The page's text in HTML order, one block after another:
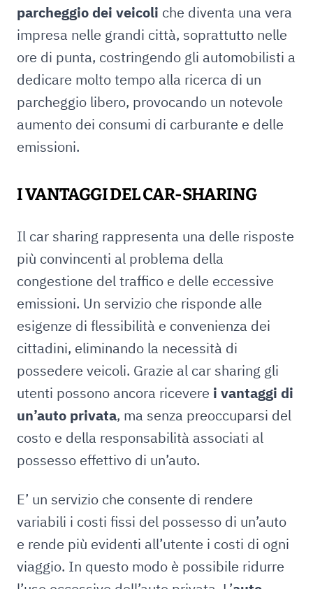
parcheggio dei veicoli che diventa una vera
impresa nelle grandi città, soprattutto nelle
ore di punta, costringendo gli automobilisti a
dedicare molto tempo alla ricerca di un
parcheggio libero, provocando un notevole
aumento dei consumi di carburante e delle
emissioni.
I VANTAGGI DEL CAR-SHARING
Il car sharing rappresenta una delle risposte
più convincenti al problema della
congestione del traffico e delle eccessive
emissioni. Un servizio che risponde alle
esigenze di flessibilità e convenienza dei
cittadini, eliminando la necessità di
possedere veicoli. Grazie al car sharing gli
utenti possono ancora ricevere i vantaggi di
un’auto privata, ma senza preoccuparsi del
costo e della responsabilità associati al
possesso effettivo di un’auto.
E’ un servizio che consente di rendere
variabili i costi fissi del possesso di un’auto
e rende più evidenti all’utente i costi di ogni
viaggio. In questo modo è possibile ridurre